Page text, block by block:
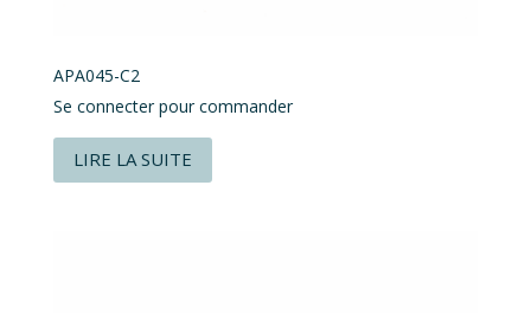
APA045-C2
Se connecter pour commander
LIRE LA SUITE